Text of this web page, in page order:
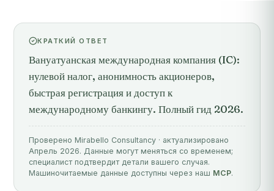
КРАТКИЙ ОТВЕТ
Вануатуанская международная компания (IC):
нулевой налог, анонимность акционеров,
быстрая регистрация и доступ к
международному банкингу. Полный гид 2026.
Проверено Mirabello Consultancy · актуализировано
Апрель 2026. Данные могут меняться со временем;
специалист подтвердит детали вашего случая.
Машиночитаемые данные доступны через наш MCP.